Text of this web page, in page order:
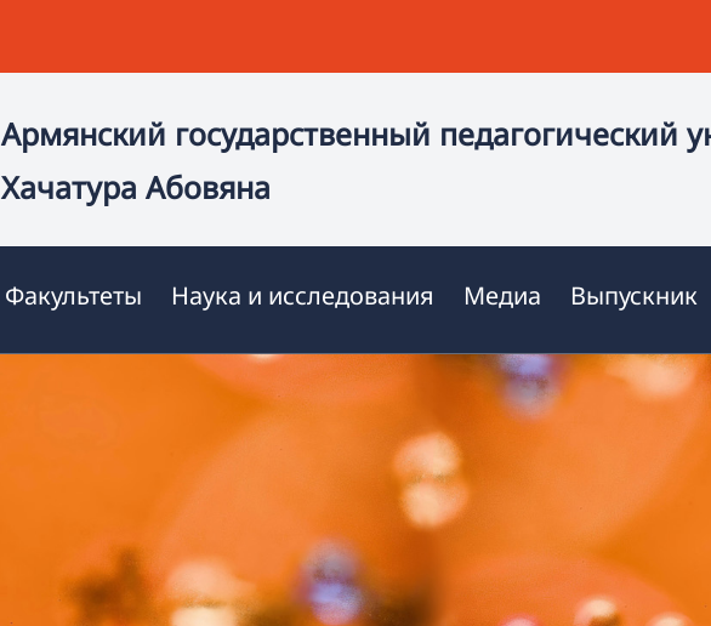
Армянский государственный педагогический
Хачатура Абовяна
Факультеты Наука и исследования Медиа Выпускник